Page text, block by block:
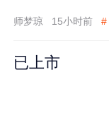
师梦琼 15小时前 #
已上市